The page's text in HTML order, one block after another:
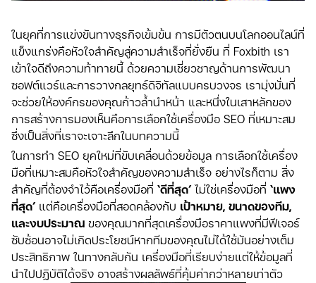
ในยุคที่การแข่งขันทางธุรกิจเข้มข้น การมีตัวตนบนโลกออนไลน์ที่
แข็งแกร่งคือหัวใจสำคัญสู่ความสำเร็จที่ยั่งยืน ที่ Foxbith เรา
เข้าใจดีถึงความท้าทายนี้ ด้วยความเชี่ยวชาญด้านการพัฒนา
ซอฟต์แวร์และการวางกลยุทธ์ดิจิทัลแบบครบวงจร เรามุ่งมั่นที่
จะช่วยให้องค์กรของคุณก้าวล้ำนำหน้า และหนึ่งในเสาหลักของ
การสร้างการมองเห็นคือการเลือกใช้เครื่องมือ SEO ที่เหมาะสม
ซึ่งเป็นสิ่งที่เราจะเจาะลึกในบทความนี้
ในการทำ SEO ยุคใหม่ที่ขับเคลื่อนด้วยข้อมูล การเลือกใช้เครื่อง
มือที่เหมาะสมคือหัวใจสำคัญของความสำเร็จ อย่างไรก็ตาม สิ่ง
สำคัญที่ต้องจำไว้คือเครื่องมือที่ ‘ดีที่สุด’ไม่ใช่เครื่องมือที่ ‘แพง
ที่สุด’ แต่คือเครื่องมือที่สอดคล้องกับ เป้าหมาย, ขนาดของทีม,
และงบประมาณ ของคุณมากที่สุดเครื่องมือราคาแพงที่มีฟีเจอร์
ซับซ้อนอาจไม่เกิดประโยชน์หากทีมของคุณไม่ได้ใช้มันอย่างเต็ม
ประสิทธิภาพ ในทางกลับกัน เครื่องมือที่เรียบง่ายแต่ให้ข้อมูลที่
นำไปปฏิบัติได้จริง อาจสร้างผลลัพธ์ที่คุ้มค่ากว่าหลายเท่าตัว